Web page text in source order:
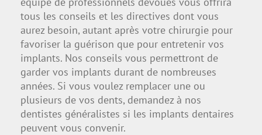
tous les conseils et les directives dont vous
aurez besoin, autant après votre chirurgie pour
favoriser la guérison que pour entretenir vos
implants. Nos conseils vous permettront de
garder vos implants durant de nombreuses
années. Si vous voulez remplacer une ou
plusieurs de vos dents, demandez à nos
dentistes généralistes si les implants dentaires
peuvent vous convenir.